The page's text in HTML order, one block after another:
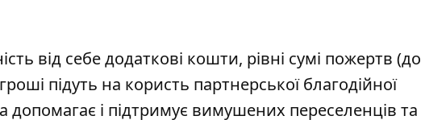
від себе додаткові кошти, рівні сумі пожертв (до
підуть на користь партнерської благодійної
допомагає і підтримує вимушених переселенців та